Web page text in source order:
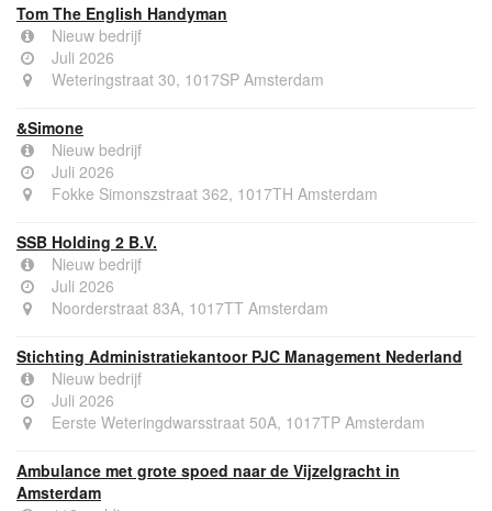
Tom The English Handyman
Nieuw bedrijf
Juli 2026
Weteringstraat 30, 1017SP Amsterdam
&Simone
Nieuw bedrijf
Juli 2026
Fokke Simonszstraat 362, 1017TH Amsterdam
SSB Holding 2 B.V.
Nieuw bedrijf
Juli 2026
Noorderstraat 83A, 1017TT Amsterdam
Stichting Administratiekantoor PJC Management Nederland
Nieuw bedrijf
Juli 2026
Eerste Weteringdwarsstraat 50A, 1017TP Amsterdam
Ambulance met grote spoed naar de Vijzelgracht in
Amsterdam